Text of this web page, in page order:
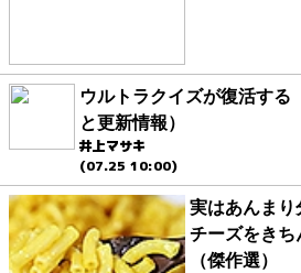
ウルトラクイズが復活する
と更新情報）
井上マサキ
(07.25 10:00)
実はあんまり
チーズをきち
（傑作選）